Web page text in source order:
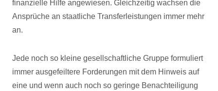
finanzielle Hilfe angewiesen. Gleichzeitig wachsen die
Ansprüche an staatliche Transferleistungen immer mehr
an.
Jede noch so kleine gesellschaftliche Gruppe formuliert
immer ausgefeiltere Forderungen mit dem Hinweis auf
eine und wenn auch noch so geringe Benachteiligung